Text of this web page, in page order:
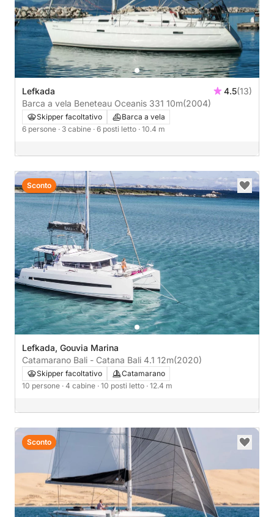
Lefkada 4.5(13)
Barca a vela Beneteau Oceanis 331 10m(2004)
Skipper facoltativo
Barca a vela
6 persone · 3 cabine · 6 posti letto · 10.4 m
Lefkada, Gouvia Marina
Catamarano Bali - Catana Bali 4.1 12m(2020)
Skipper facoltativo
Catamarano
10 persone · 4 cabine · 10 posti letto · 12.4 m
Sconto
Sconto